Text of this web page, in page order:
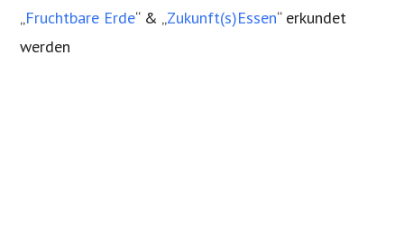
„Fruchtbare Erde“ & „Zukunft(s)Essen“ erkundet
werden